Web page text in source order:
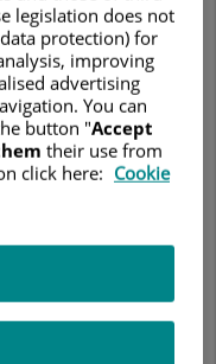
legislation does not
protection) for
improving
advertising
You can
button "Accept
their use from
click here: Cookie